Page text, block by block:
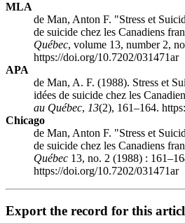
MLA
de Man, Anton F. "Stress et
de suicide chez les Canadiens
Québec, volume 13, number 2,
https://doi.org/10.7202/031471ar
APA
de Man, A. F. (1988). Stress et
idées de suicide chez les
au Québec, 13(2), 161–164.
Chicago
de Man, Anton F. "Stress et
de suicide chez les Canadiens
Québec 13, no. 2 (1988) :
https://doi.org/10.7202/031471ar
Export the record for this